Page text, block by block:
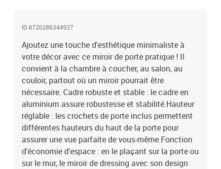
ID 8720286344927
Ajoutez une touche d'esthétique minimaliste à
votre décor avec ce miroir de porte pratique ! Il
convient à la chambre à coucher, au salon, au
couloir, partout où un miroir pourrait être
nécessaire. Cadre robuste et stable : le cadre en
aluminium assure robustesse et stabilité.Hauteur
réglable : les crochets de porte inclus permettent
différentes hauteurs du haut de la porte pour
assurer une vue parfaite de vous-même.Fonction
d'économie d'espace : en le plaçant sur la porte ou
sur le mur, le miroir de dressing avec son design